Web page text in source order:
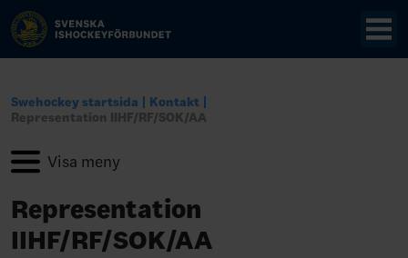
Swehockey startsida
Kontakt
Representation IIHF/RF/SOK/AA
Representation
IIHF/RF/SOK/AA